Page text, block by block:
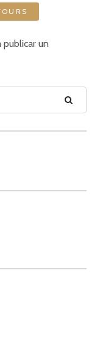
publicar un